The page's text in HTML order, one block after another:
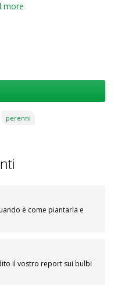
more
perenni
è come piantarla e
il vostro report sui bulbi